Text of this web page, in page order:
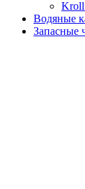
Kroll
Водяные
Запасные